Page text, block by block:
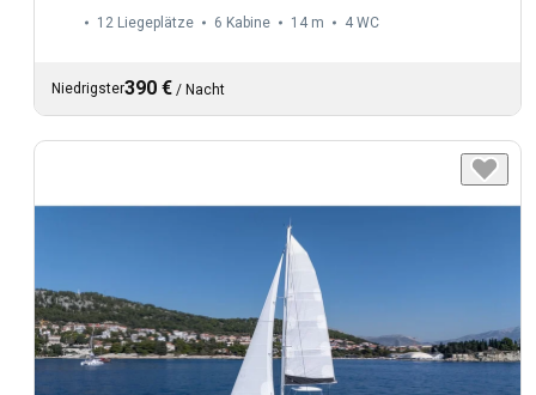
12 Liegeplätze 6 Kabine 14 m 4 WC
Niedrigster390 € / Nacht